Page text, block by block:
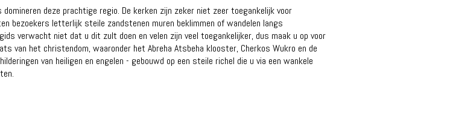
deze prachtige regio. De kerken zijn zeker niet zeer toegankelijk voor
bezoekers letterlijk steile zandstenen muren beklimmen of wandelen langs
verwacht niet dat u dit zult doen en velen zijn veel toegankelijker, dus maak u op voor
van het christendom, waaronder het Abreha Atsbeha klooster, Cherkos Wukro en de
van heiligen en engelen - gebouwd op een steile richel die u via een wankele